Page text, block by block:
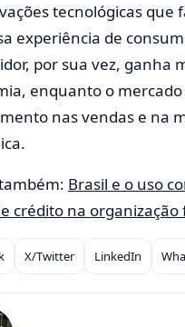
tecnológicas que
experiência de
por sua vez, ganha
enquanto o mercado
nas vendas e na
Brasil e o uso
crédito na organização
X/Twitter LinkedIn